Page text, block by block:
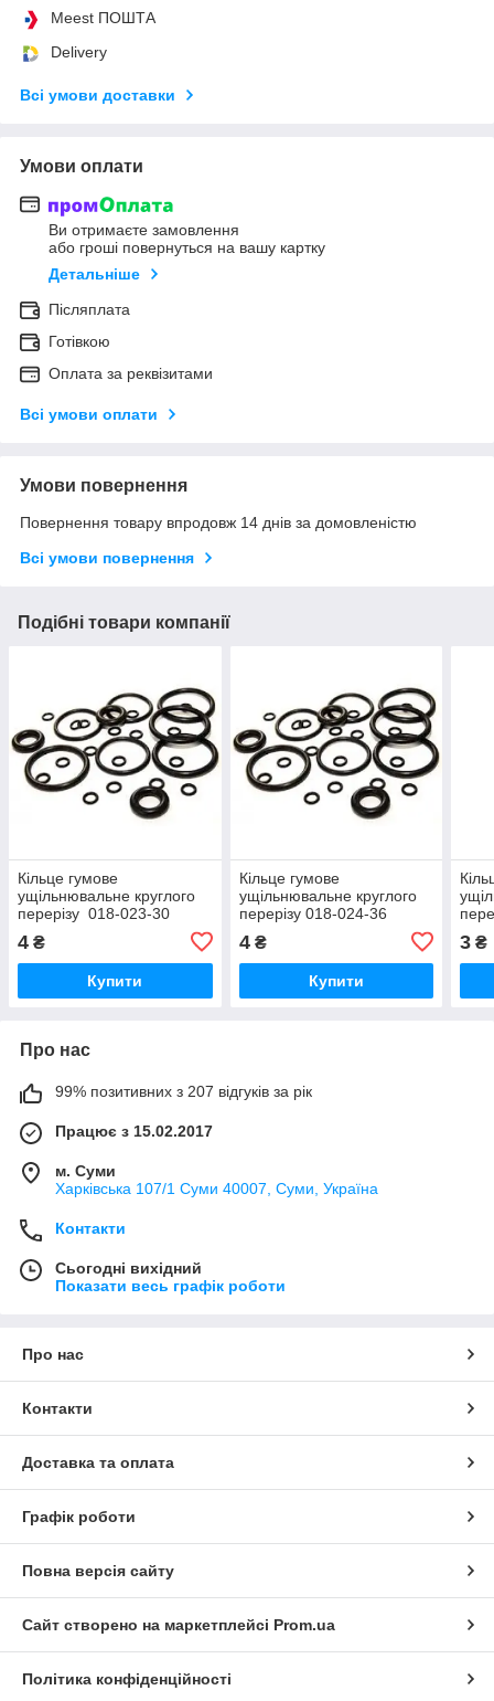
Meest ПОШТА
Delivery
Всі умови доставки
Умови оплати
Ви отримаєте замовлення
або гроші повернуться на вашу картку
Детальніше
Післяплата
Готівкою
Оплата за реквізитами
Всі умови оплати
Умови повернення
Повернення товару впродовж 14 днів за домовленістю
Всі умови повернення
Подібні товари компанії
Кільце гумове
ущільнювальне круглого
перерізу 018-023-30
4 ₴
Купити
Кільце гумове
ущільнювальне круглого
перерізу 018-024-36
4₴
Купити
3 ₴
Про нас
99% позитивних з 207 відгуків за рік
Працює з 15.02.2017
м. Суми
Харківська 107/1 Суми 40007, Суми, Україна
Контакти
Сьогодні вихідний
Показати весь графік роботи
Про нас
Контакти
Доставка та оплата
Графік роботи
Повна версія сайту
Сайт створено на маркетплейсі Prom.ua
Політика конфіденційності